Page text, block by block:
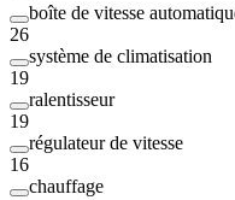
boîte de vitesse
26
système de climatisation
19
ralentisseur
19
régulateur de vitesse
16
chauffage